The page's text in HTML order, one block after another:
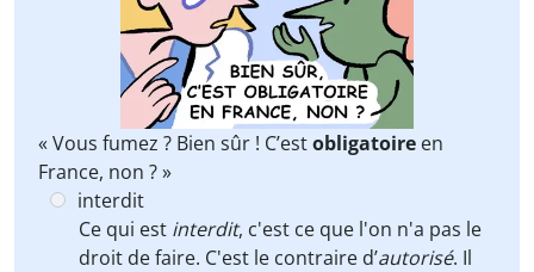
« Vous fumez ? Bien sûr ! C’estobligatoire en
France, non ? »
interdit
Ce qui est interdit, c'est ce que l'on n'a pas le
droit de faire. C'est le contraire d’autorisé. Il